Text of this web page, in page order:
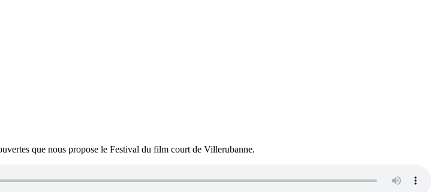
que nous propose le Festival du film court de Villerubanne.